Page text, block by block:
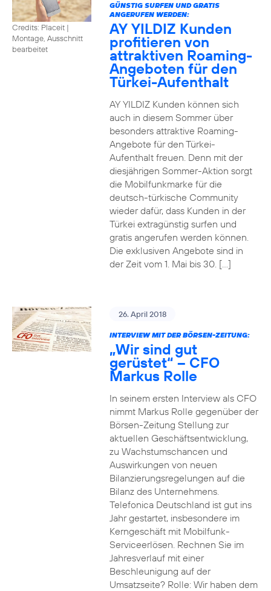
Credits: Placeit |
Montage, Ausschnitt
bearbeitet
GÜNSTIG SURFEN UND GRATIS
ANGERUFEN WERDEN:
AY YILDIZ Kunden
profitieren von
attraktiven Roaming-
Angeboten für den
Türkei-Aufenthalt
AY YILDIZ Kunden können sich
auch in diesem Sommer über
besonders attraktive Roaming-
Angebote für den Türkei-
Aufenthalt freuen. Denn mit der
diesjährigen Sommer-Aktion sorgt
die Mobilfunkmarke für die
deutsch-türkische Community
wieder dafür, dass Kunden in der
Türkei extragünstig surfen und
gratis angerufen werden können.
Die exklusiven Angebote sind in
der Zeit vom 1. Mai bis 30. […]
26. April 2018
INTERVIEW MIT DER BÖRSEN-ZEITUNG:
„Wir sind gut
gerüstet“ – CFO
Markus Rolle
In seinem ersten Interview als CFO
nimmt Markus Rolle gegenüber der
Börsen-Zeitung Stellung zur
aktuellen Geschäftsentwicklung,
zu Wachstumschancen und
Auswirkungen von neuen
Bilanzierungsregelungen auf die
Bilanz des Unternehmens.
Telefonica Deutschland ist gut ins
Jahr gestartet, insbesondere im
Kerngeschäft mit Mobilfunk-
Serviceerlösen. Rechnen Sie im
Jahresverlauf mit einer
Beschleunigung auf der
Umsatzseite? Rolle: Wir haben dem